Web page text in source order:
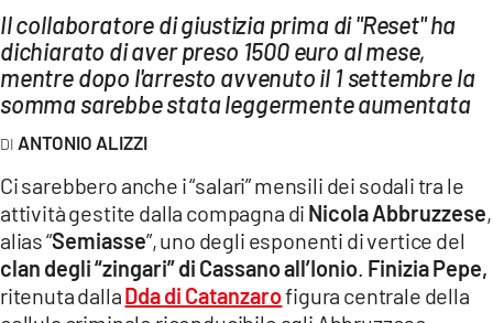
LaC
Network
LACPLAY.IT
LACTV.IT
LACONAIR.IT
LACITYMAG.IT
ILREGGINO.IT
COSENZACHANNEL.IT
ILVIBONESE.IT
Il collaboratore di giustizia prima di "Reset" ha
dichiarato di aver preso 1500 euro al mese,
mentre dopo l'arresto avvenuto il 1 settembre la
somma sarebbe stata leggermente aumentata
ANTONIO ALIZZI
Ci sarebbero anche i “salari” mensili dei sodali tra le
attività gestite dalla compagna di Nicola Abbruzzese,
alias “Semiasse”, uno degli esponenti di vertice del
clan degli “zingari” di Cassano all’Ionio Finizia Pepe,
ritenuta dallaDda di Catanzarofigura centrale della